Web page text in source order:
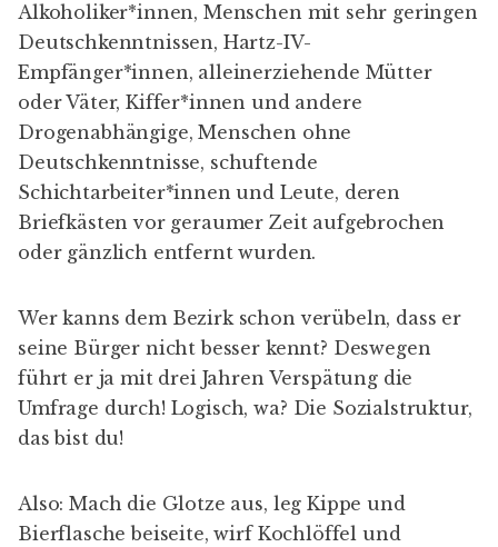
Alkoholiker*innen, Menschen mit sehr geringen
Deutschkenntnissen, Hartz-IV-
Empfänger*innen, alleinerziehende Mütter
oder Väter, Kiffer*innen und andere
Drogenabhängige, Menschen ohne
Deutschkenntnisse, schuftende
Schichtarbeiter*innen und Leute, deren
Briefkästen vor geraumer Zeit aufgebrochen
oder gänzlich entfernt wurden.
Wer kanns dem Bezirk schon verübeln, dass er
seine Bürger nicht besser kennt? Deswegen
führt er ja mit drei Jahren Verspätung die
Umfrage durch! Logisch, wa? Die Sozialstruktur,
das bist du!
Also: Mach die Glotze aus, leg Kippe und
Bierflasche beiseite, wirf Kochlöffel und